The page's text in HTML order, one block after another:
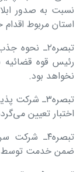
نسبت به صدور
استان مربوط
تبصره۲ـ
نخواهد بود.
تبصره۳ـ
اختبار تعیین
تبصره۴‏ـ
ضمن خدمت توسط